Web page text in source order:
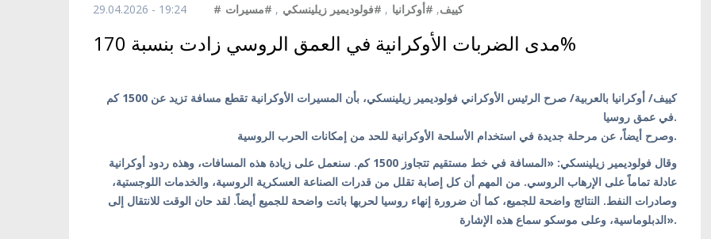
29.04.2026 - 19:24 #كييف, #أوكرانيا , #فولوديمير زيلينسكي , #مسيرات
مدى الضربات الأوكرانية في العمق الروسي زادت بنسبة 170%
كييف/ أوكرانيا بالعربية/ صرح الرئيس الأوكراني فولوديمير زيلينسكي، بأن المسيرات الأوكرانية تقطع مسافة تزيد عن 1500 كم
في عمق روسيا.
وصرح أيضاً، عن مرحلة جديدة في استخدام الأسلحة الأوكرانية للحد من إمكانات الحرب الروسية.
وقال فولوديمير زيلينسكي: «المسافة في خط مستقيم تتجاوز 1500 كم. سنعمل على زيادة هذه المسافات، وهذه ردود أوكرانية
عادلة تماماً على الإرهاب الروسي. من المهم أن كل إصابة تقلل من قدرات الصناعة العسكرية الروسية، والخدمات اللوجستية،
وصادرات النفط. النتائج واضحة للجميع، كما أن ضرورة إنهاء روسيا لحربها باتت واضحة للجميع أيضاً. لقد حان الوقت للانتقال إلى
الدبلوماسية، وعلى موسكو سماع هذه الإشارة».